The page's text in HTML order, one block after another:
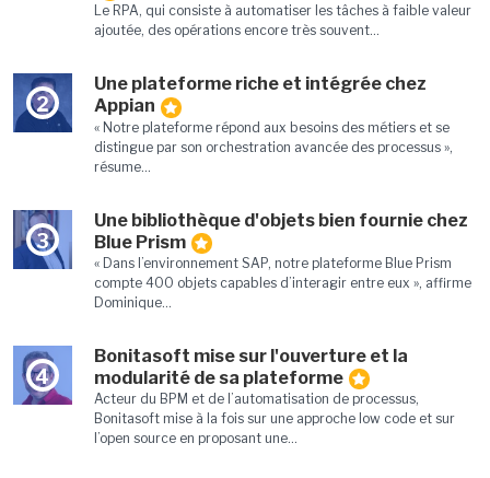
Le RPA, qui consiste à automatiser les tâches à faible valeur
ajoutée, des opérations encore très souvent...
2
Une plateforme riche et intégrée chez
Appian
« Notre plateforme répond aux besoins des métiers et se
distingue par son orchestration avancée des processus »,
résume...
3
Une bibliothèque d'objets bien fournie chez
Blue Prism
« Dans l’environnement SAP, notre plateforme Blue Prism
compte 400 objets capables d’interagir entre eux », affirme
Dominique...
4
Bonitasoft mise sur l'ouverture et la
modularité de sa plateforme
Acteur du BPM et de l’automatisation de processus,
Bonitasoft mise à la fois sur une approche low code et sur
l’open source en proposant une...